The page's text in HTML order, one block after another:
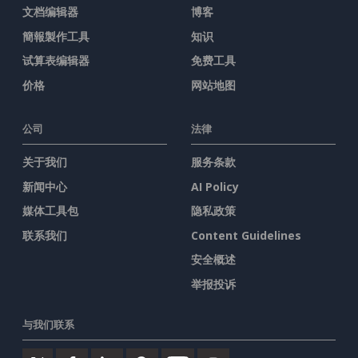
文档编辑器
簡報製作工具
试算表编辑器
价格
博客
知识
免费工具
网站地图
公司
关于我们
新闻中心
媒体工具包
联系我们
法律
服务条款
AI Policy
隐私政策
Content Guidelines
安全概述
举报投诉
与我们联系